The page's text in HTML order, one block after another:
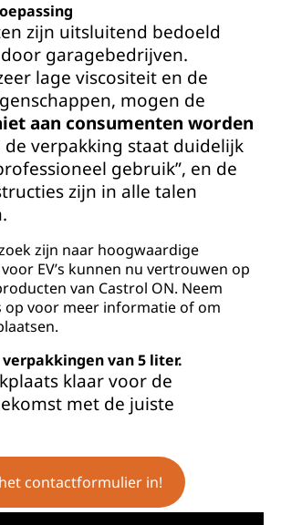
zijn uitsluitend bedoeld
garagebedrijven.
lage viscositeit en de
mogen de
aan consumenten worden
de verpakking staat duidelijk
gebruik”, en de
zijn in alle talen
zijn naar hoogwaardige
EV’s kunnen nu vertrouwen op
van Castrol ON. Neem
op voor meer informatie of om
van 5 liter.
klaar voor de
met de juiste
contactformulier in!